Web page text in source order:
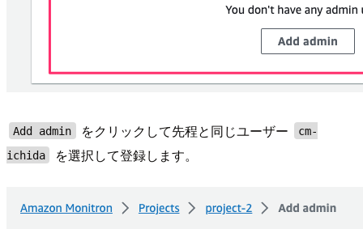
Add admin をクリックして先程と同じユーザー
cm-
ichida
を選択して登録します。